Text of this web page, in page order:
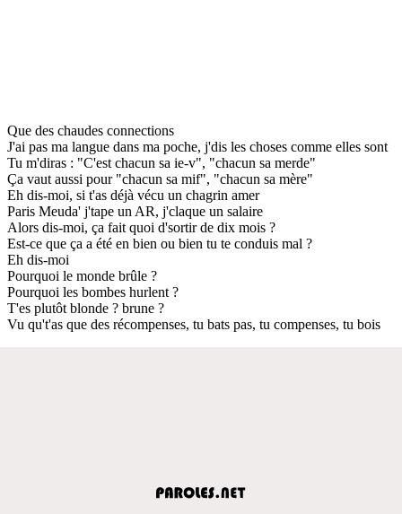
Que des chaudes connections
J'ai pas ma langue dans ma poche, j'dis les choses comme elles sont
Tu m'diras : "C'est chacun sa ie-v", "chacun sa merde"
Ça vaut aussi pour "chacun sa mif", "chacun sa mère"
Eh dis-moi, si t'as déjà vécu un chagrin amer
Paris Meuda' j'tape un AR, j'claque un salaire
Alors dis-moi, ça fait quoi d'sortir de dix mois ?
Est-ce que ça a été en bien ou bien tu te conduis mal ?
Eh dis-moi
Pourquoi le monde brûle ?
Pourquoi les bombes hurlent ?
T'es plutôt blonde ? brune ?
Vu qu't'as que des récompenses, tu bats pas, tu compenses, tu bois